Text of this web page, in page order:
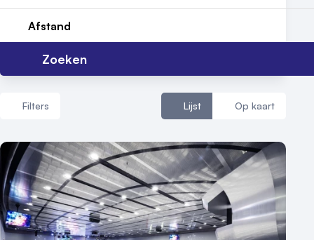
Contact
Afstand
Zoeken
Filters Lijst Op kaart
Aantal zalen
1 - 5 zalen
6 - 10 zalen
10 of meer zalen